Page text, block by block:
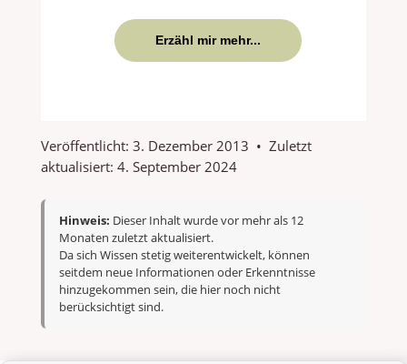
Erzähl mir mehr...
Veröffentlicht: 3. Dezember 2013 • Zuletzt
aktualisiert: 4. September 2024
Hinweis: Dieser Inhalt wurde vor mehr als 12
Monaten zuletzt aktualisiert.
Da sich Wissen stetig weiterentwickelt, können
seitdem neue Informationen oder Erkenntnisse
hinzugekommen sein, die hier noch nicht
berücksichtigt sind.